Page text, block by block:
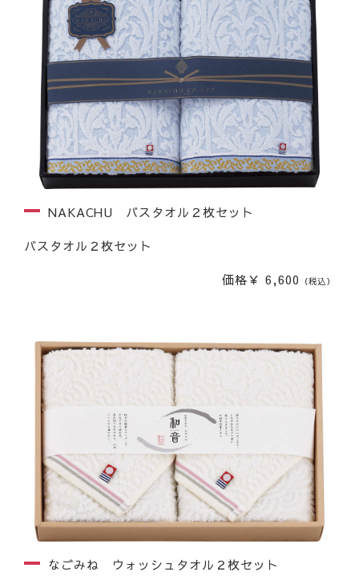
NAKACHU バスタオル２枚セット
バスタオル２枚セット
価格￥ 6,600 （税込）
なごみね ウォッシュタオル２枚セット